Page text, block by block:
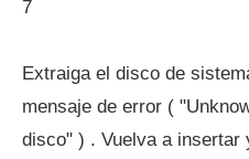
7
Extraiga el disco de
mensaje de error (
disco" ) . Vuelva a insertar